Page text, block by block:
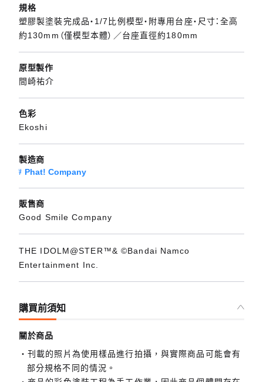
規格
塑膠製塗裝完成品・1/7比例模型・附專用台座・尺寸：全高
約130mm（僅模型本體）／台座直徑約180mm
原型製作
間崎祐介
色彩
Ekoshi
製造商
Phat! Company
販售商
Good Smile Company
THE IDOLM@STER™& ©Bandai Namco
Entertainment Inc.
購買前須知
關於商品
刊載的照片為使用樣品進行拍攝，與實際商品可能會有
部分規格不同的情況。